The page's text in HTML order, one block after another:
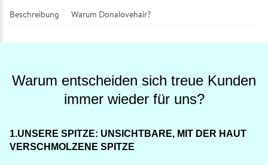
Beschreibung Warum Donalovehair?
Warum entscheiden sich treue Kunden
immer wieder für uns?
1.UNSERE SPITZE: UNSICHTBARE, MIT DER HAUT
VERSCHMOLZENE SPITZE